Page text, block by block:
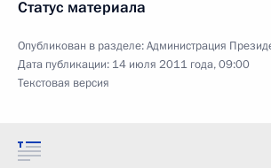
Статус материала
Опубликован в разделе:Администрация
Дата публикации: 14 июля 2011 года, 09:00
Текстовая версия